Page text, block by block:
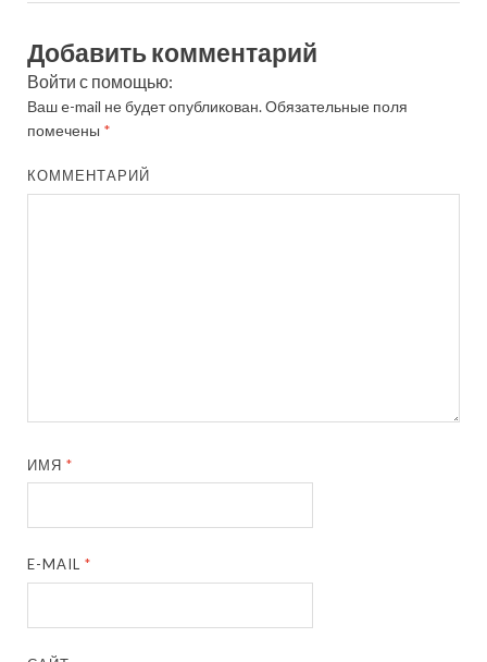
Добавить комментарий
Войти с помощью:
Ваш e-mail не будет опубликован.Обязательные поля
помечены *
КОММЕНТАРИЙ
ИМЯ*
E-MAIL*